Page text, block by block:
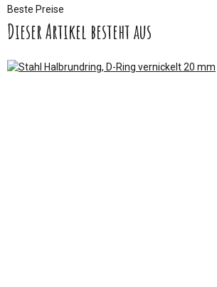
Beste Preise
Dieser Artikel besteht aus